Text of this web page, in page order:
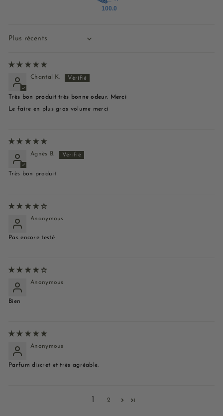
100.0
Sort by
Chantal K.
Très bon produit très bonne odeur. Merci
Le faire en plus gros volume merci
Agnès B.
Très bon produit
Anonymous
Pas encore testé
Anonymous
Bien
Anonymous
Parfum discret et très agréable.
1 2